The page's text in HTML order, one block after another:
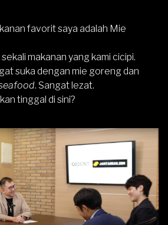
favorit saya adalah Mie
makanan yang kami cicipi.
suka dengan mie goreng dan
. Sangat lezat.
tinggal di sini?